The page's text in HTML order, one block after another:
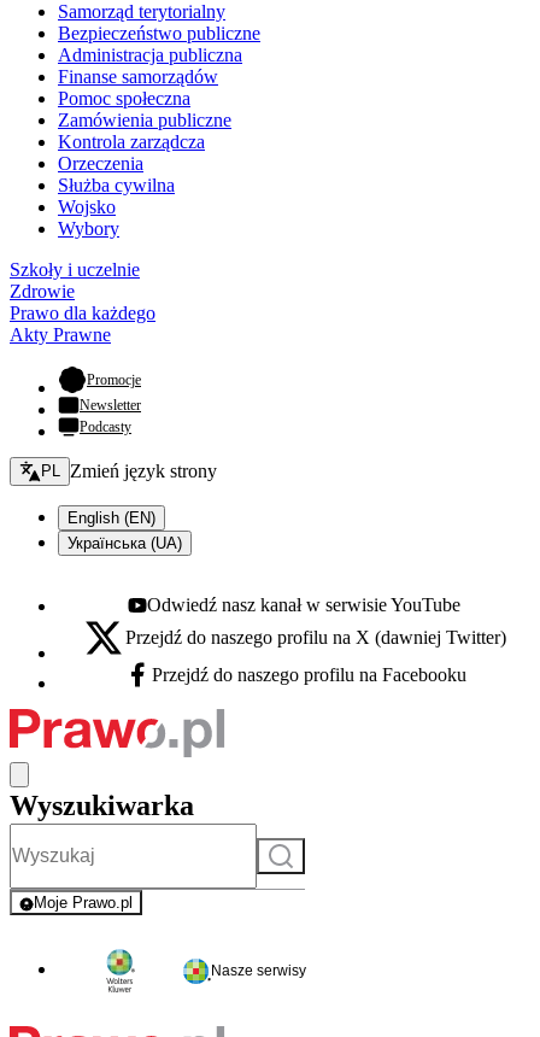
Samorząd terytorialny
Bezpieczeństwo publiczne
Administracja publiczna
Finanse samorządów
Pomoc społeczna
Zamówienia publiczne
Kontrola zarządcza
Orzeczenia
Służba cywilna
Wojsko
Wybory
Szkoły i uczelnie
Zdrowie
Prawo dla każdego
Akty Prawne
Promocje- otwiera się w nowej karcie
Newsletter
Podcasty
Zmień język - bieżący:
PL Zmień język strony
English (EN)
Українська (UA)
Youtube - otwiera się w nowej karcie
Odwiedź nasz kanał w serwisie YouTube
X - otwiera się w nowej karcie
Przejdź do naszego profilu na X (dawniej Twitter)
Facebook - otwiera się w nowej karcie
Przejdź do naszego profilu na Facebooku
Wyszukiwarka
Szukaj
Moje Prawo.pl
- rejestracja i logowanie do serwisu
Nasze serwisy